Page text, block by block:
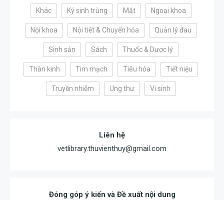
Khác Ký sinh trùng Mắt Ngoại khoa
Nội khoa Nội tiết & Chuyển hóa Quản lý đau
Sinh sản Sách Thuốc & Dược lý
Thần kinh Tim mạch Tiêu hóa Tiết niệu
Truyền nhiễm Ung thư Vi sinh
Liên hệ
vetlibrary.thuvienthuy@gmail.com
Đóng góp ý kiến và Đề xuất nội dung